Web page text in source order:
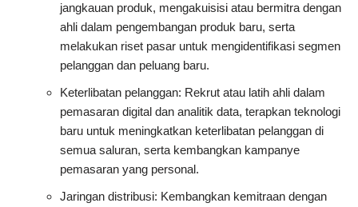
jangkauan produk, mengakuisisi atau bermitra dengan
ahli dalam pengembangan produk baru, serta
melakukan riset pasar untuk mengidentifikasi segmen
pelanggan dan peluang baru.
Keterlibatan pelanggan: Rekrut atau latih ahli dalam
pemasaran digital dan analitik data, terapkan teknologi
baru untuk meningkatkan keterlibatan pelanggan di
semua saluran, serta kembangkan kampanye
pemasaran yang personal.
Jaringan distribusi: Kembangkan kemitraan dengan